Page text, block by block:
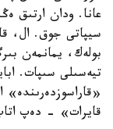
عانا. ودان ارتىق
سيپاتى جوق. ال،
بولەك، يمانمەن
تيەسىلى سىپات.
قايرات» - دەپ